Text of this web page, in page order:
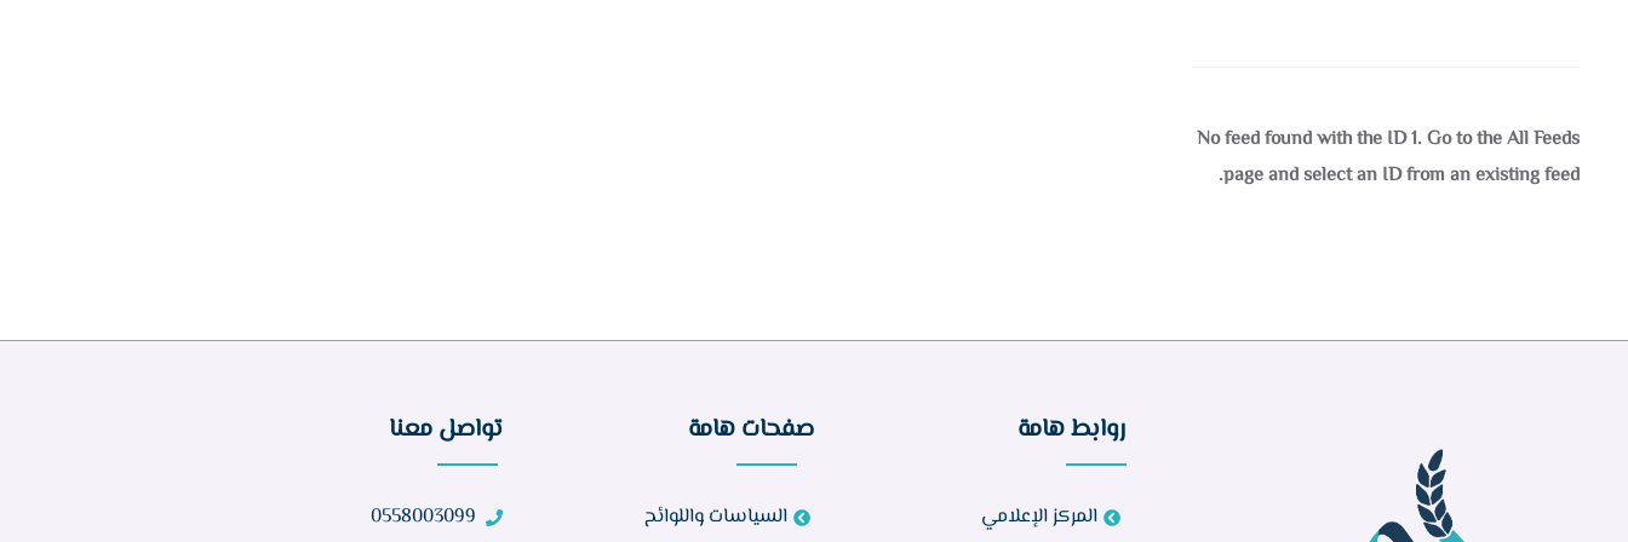
No feed found with the ID 1. Go to theAll Feeds
pageand select an ID from an existing feed.
روابط هامة
المركز الإعلامي
صفحات هامة
السياسات واللوائح
تواصل معنا
0558003099